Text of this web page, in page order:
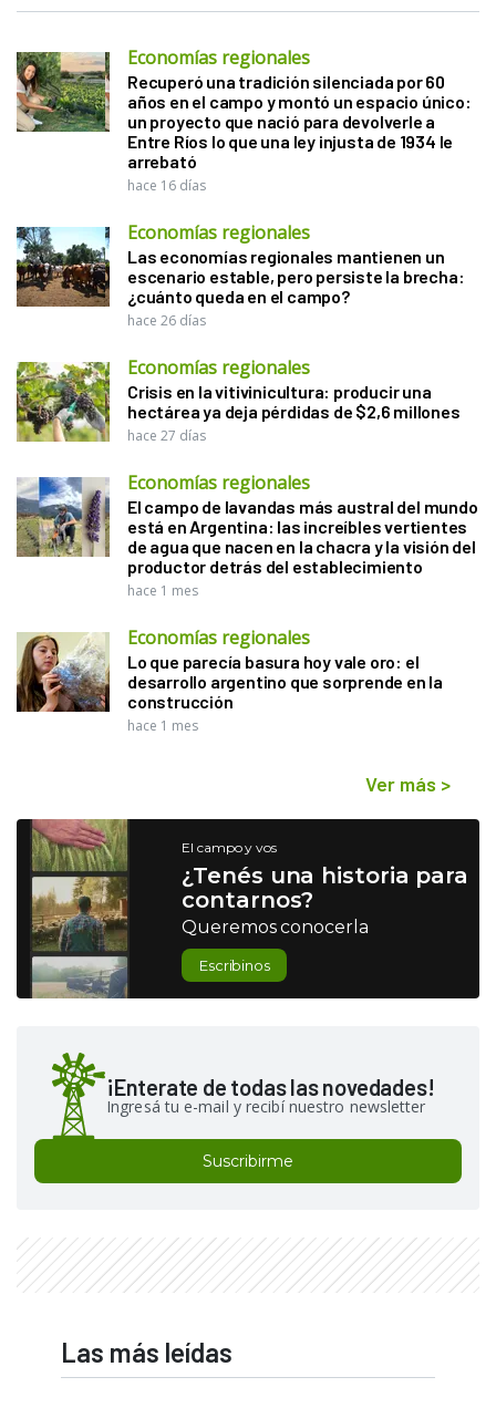
Economías regionales
Recuperó una tradición silenciada por 60
años en el campo y montó un espacio único:
un proyecto que nació para devolverle a
Entre Ríos lo que una ley injusta de 1934 le
arrebató
hace 16 días
Economías regionales
Las economías regionales mantienen un
escenario estable, pero persiste la brecha:
¿cuánto queda en el campo?
hace 26 días
Economías regionales
Crisis en la vitivinicultura: producir una
hectárea ya deja pérdidas de $2,6 millones
hace 27 días
Economías regionales
El campo de lavandas más austral del mundo
está en Argentina: las increíbles vertientes
de agua que nacen en la chacra y la visión del
productor detrás del establecimiento
hace 1 mes
Economías regionales
Lo que parecía basura hoy vale oro: el
desarrollo argentino que sorprende en la
construcción
hace 1 mes
Ver más >
El campo y vos
¿Tenés una historia para
contarnos?
Queremos conocerla
Escribinos
¡Enterate de todas las novedades!
Ingresá tu e-mail y recibí nuestro newsletter
Suscribirme
Las más leídas